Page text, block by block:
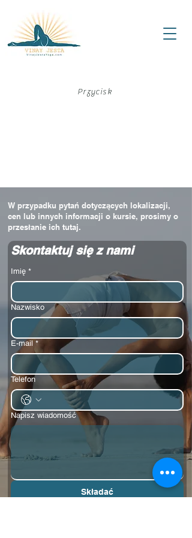
Przycisk
W przypadku pytań dotyczących lokalizacji,
cen lub innych informacji o kursie, prosimy o
przesłanie ich tutaj.
Skontaktuj się z nami
Imię *
Nazwisko
E-mail *
Telefon
Napisz wiadomość
Składać